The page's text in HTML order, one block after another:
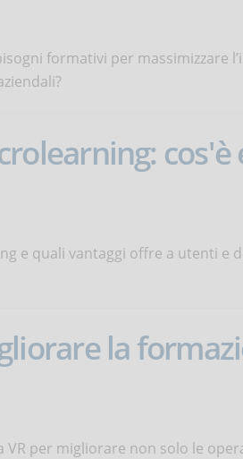
formativi per massimizzare
cos'è
e quali vantaggi offre a utenti e
la
VR per migliorare non solo le